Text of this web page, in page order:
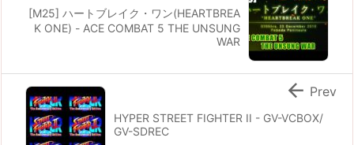
[M25] ハートブレイク・ワン(HEARTBREA
K ONE) - ACE COMBAT 5 THE UNSUNG
WAR
HYPER STREET FIGHTER II - GV-VCBOX/
GV-SDREC
 Prev